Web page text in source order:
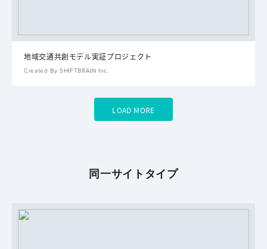
地域交通共創モデル実証プロジェクト
Created By SHIFTBRAIN Inc.
LOAD MORE
同一サイトタイプ